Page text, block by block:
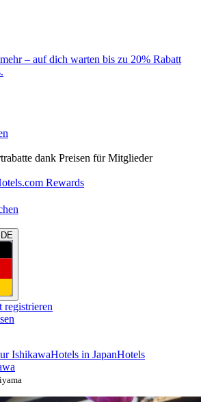
– auf dich warten bis zu 20% Rabatt
dank Preisen für Mitglieder
Rewards
registrieren
IshikawaHotels in JapanHotels